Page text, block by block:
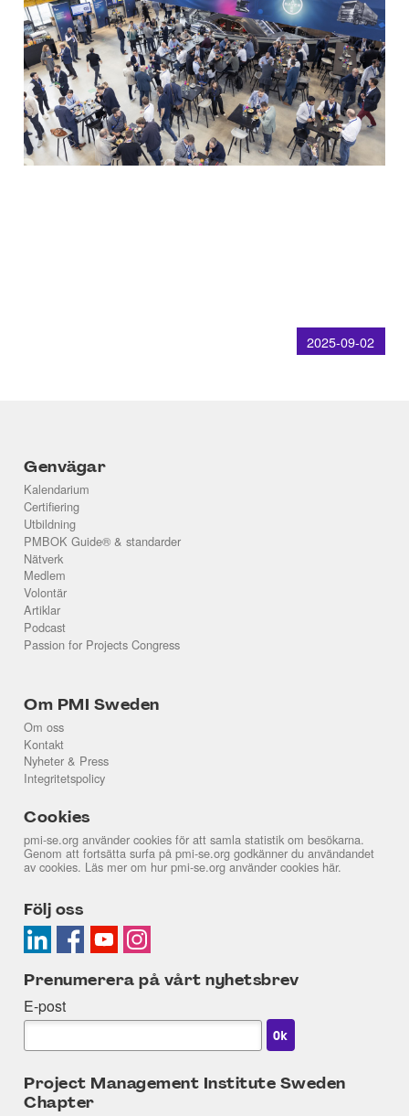
2025-09-02
Genvägar
Kalendarium
Certifiering
Utbildning
PMBOK Guide® & standarder
Nätverk
Medlem
Volontär
Artiklar
Podcast
Passion for Projects Congress
Om PMI Sweden
Om oss
Kontakt
Nyheter & Press
Integritetspolicy
Cookies
pmi-se.org använder cookies för att samla statistik om besökarna.
Genom att fortsätta surfa på pmi-se.org godkänner du användandet
av cookies. Läs mer om hur pmi-se.org använder cookies här.
Följ oss
Prenumerera på vårt nyhetsbrev
E-post
Project Management Institute Sweden
Chapter